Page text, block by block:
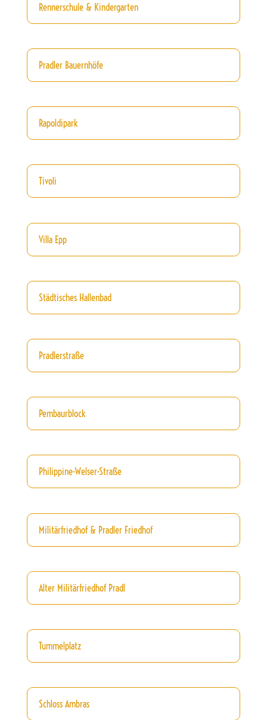
Rennerschule & Kindergarten
Pradler Bauernhöfe
Rapoldipark
Tivoli
Villa Epp
Städtisches Hallenbad
Pradlerstraße
Pembaurblock
Philippine-Welser-Straße
Militärfriedhof & Pradler Friedhof
Alter Militärfriedhof Pradl
Tummelplatz
Schloss Ambras